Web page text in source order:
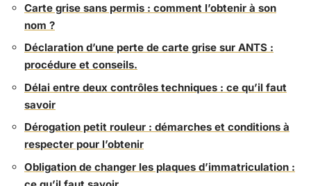
Carte grise sans permis : comment l’obtenir à son
nom ?
Déclaration d’une perte de carte grise sur ANTS :
procédure et conseils.
Délai entre deux contrôles techniques : ce qu’il faut
savoir
Dérogation petit rouleur : démarches et conditions à
respecter pour l’obtenir
Obligation de changer les plaques d’immatriculation :